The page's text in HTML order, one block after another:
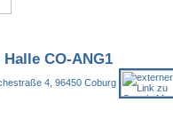
CO-ANG1
4, 96450 Coburg